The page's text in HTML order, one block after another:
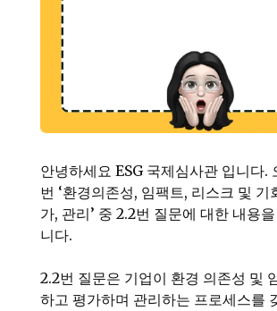
안녕하세요 ESG 국제심사관 입니다.
번 ‘환경의존성, 임팩트, 리스크 및 기
가, 관리’ 중 2.2번 질문에 대한 내용
니다.
2.2번 질문은 기업이 환경 의존성 및
하고 평가하며 관리하는 프로세스를